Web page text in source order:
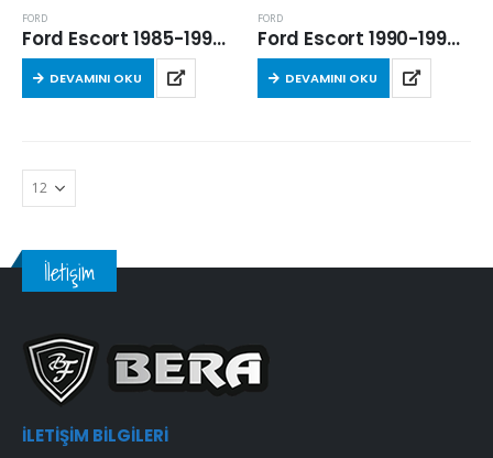
FORD
Ford Escort 1985-1990 Arası1.6 Benzinli Hava Filtresi
DEVAMINI OKU
FORD
Ford Escort 1990-1995 Arası 1.6 Benzinli Hava Filtresi
DEVAMINI OKU
İletişim
İLETIŞIM BILGILERI